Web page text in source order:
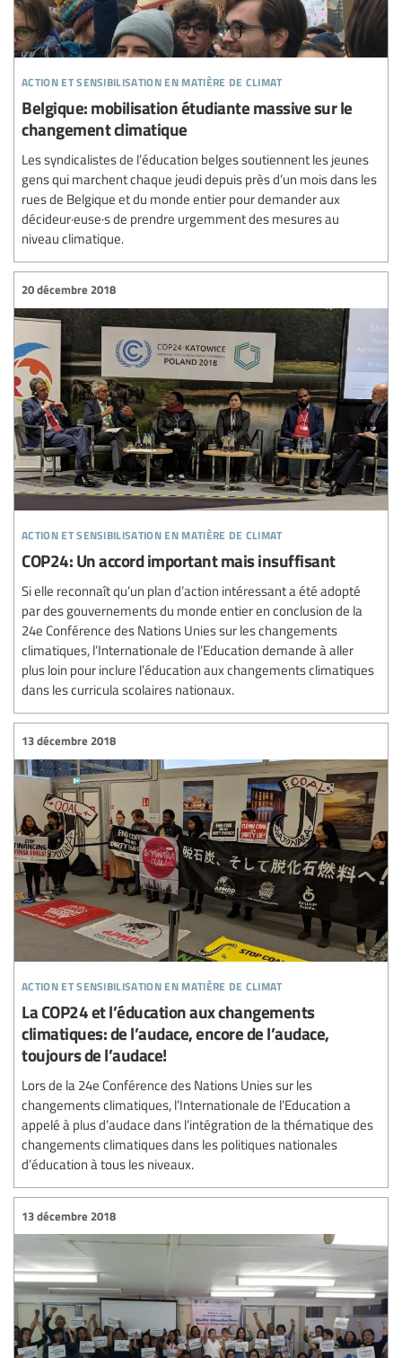
action et sensibilisation en matière de climat
Belgique: mobilisation étudiante massive sur le
changement climatique
Les syndicalistes de l’éducation belges soutiennent les jeunes
gens qui marchent chaque jeudi depuis près d’un mois dans les
rues de Belgique et du monde entier pour demander aux
décideur·euse·s de prendre urgemment des mesures au
niveau climatique.
action et sensibilisation en matière de climat
20 décembre 2018
COP24: Un accord important mais insuffisant
Si elle reconnaît qu’un plan d’action intéressant a été adopté
par des gouvernements du monde entier en conclusion de la
24e Conférence des Nations Unies sur les changements
climatiques, l’Internationale de l’Education demande à aller
plus loin pour inclure l’éducation aux changements climatiques
dans les curricula scolaires nationaux.
action et sensibilisation en matière de climat
13 décembre 2018
La COP24 et l’éducation aux changements
climatiques: de l’audace, encore de l’audace,
toujours de l’audace!
Lors de la 24e Conférence des Nations Unies sur les
changements climatiques, l’Internationale de l’Education a
appelé à plus d’audace dans l’intégration de la thématique des
changements climatiques dans les politiques nationales
d’éducation à tous les niveaux.
13 décembre 2018